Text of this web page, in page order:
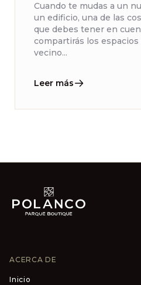
Cuando te mudas a un
un edificio, una de las
que debes tener en
compartirás los
vecino...
Leer más
ACERCA DE
Inicio